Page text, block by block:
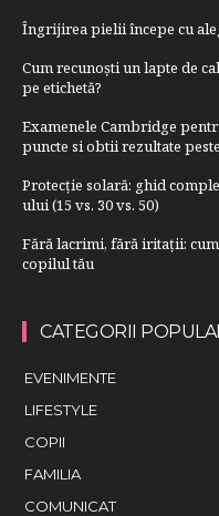
Îngrijirea pielii începe cu
Cum recunoști un lapte de
pe etichetă?
Examenele Cambridge
puncte si obtii rezultate
Protecție solară: ghid
ului (15 vs. 30 vs. 50)
Fără lacrimi, fără iritații:
copilul tău
CATEGORII
EVENIMENTE
LIFESTYLE
COPII
FAMILIA
COMUNICAT